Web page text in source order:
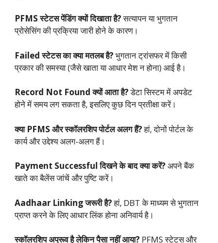
PFMS स्टेटस पेंडिंग क्यों दिखाता है?सत्यापन या भुगतान
प्रोसेसिंग की प्रक्रिया जारी होने के कारण।
Failed स्टेटस का क्या मतलब है?भुगतान ट्रांसफर में किसी
प्रकार की समस्या (जैसे खाता या आधार मेश न होना) आई है।
Record Not Found क्यों आता है?डेटा सिस्टम में अपडेट
होने में समय लग सकता है, इसलिए कुछ दिन प्रतीक्षा करें।
क्या PFMS और स्कॉलरशिप पोर्टल अलग हैं?हां, दोनों पोर्टल के
कार्य और उद्देश्य अलग-अलग हैं।
Payment Successful दिखने के बाद क्या करें?अपने बैंक
खाते का बैलेंस जांचें और पुष्टि करें।
Aadhaar Linking जरूरी है?हां, DBT के माध्यम से भुगतान
प्राप्त करने के लिए आधार लिंक होना अनिवार्य है।
स्कॉलरशिप अप्रूव है लेकिन पैसा नहीं आया? PFMS स्टेटस और